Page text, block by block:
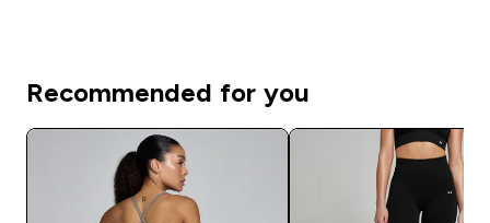
Recommended for you